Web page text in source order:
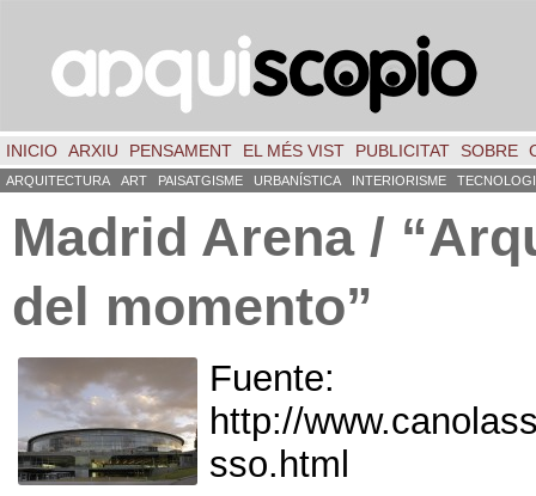
INICIO ARXIU PENSAMENT EL MÉS VIST PUBLICITAT SOBRE
ARQUITECTURA ART PAISATGISME URBANÍSTICA INTERIORISME
Madrid Arena/
del momento”
Fuente:
http://
sso.html